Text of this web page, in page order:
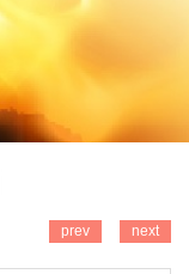
prev next